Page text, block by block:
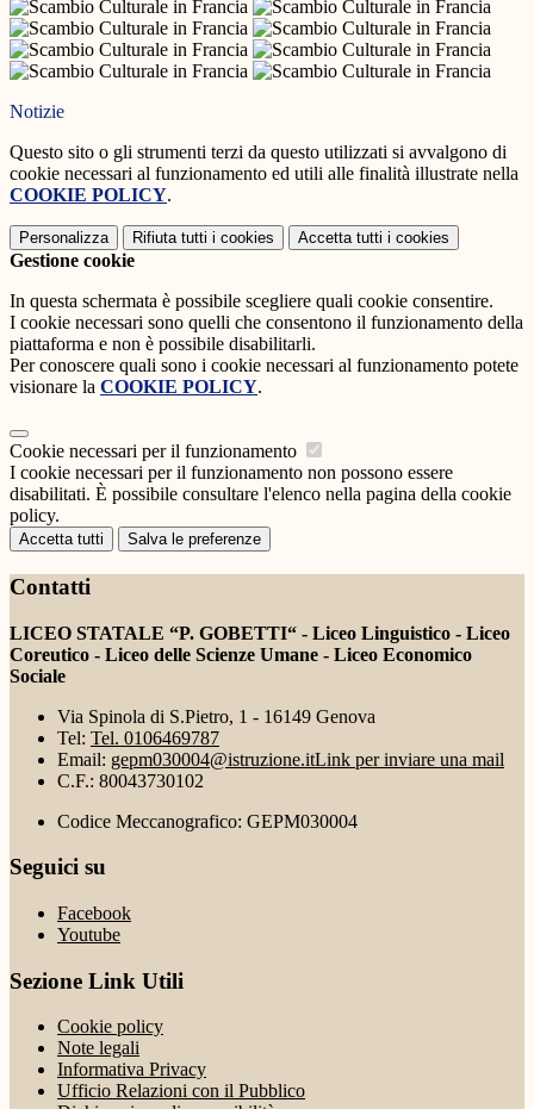
Notizie
Questo sito o gli strumenti terzi da questo utilizzati si avvalgono di
cookie necessari al funzionamento ed utili alle finalità illustrate nella
COOKIE POLICY.
Personalizza Rifiuta tutti i cookies Accetta tutti i cookies
Gestione cookie
In questa schermata è possibile scegliere quali cookie consentire.
I cookie necessari sono quelli che consentono il funzionamento della
piattaforma e non è possibile disabilitarli.
Per conoscere quali sono i cookie necessari al funzionamento potete
visionare la COOKIE POLICY.
Cookie necessari per il funzionamento
I cookie necessari per il funzionamento non possono essere
disabilitati. È possibile consultare l'elenco nella pagina della cookie
policy.
Accetta tutti Salva le preferenze
Contatti
LICEO STATALE “P. GOBETTI“ - Liceo Linguistico - Liceo
Coreutico - Liceo delle Scienze Umane - Liceo Economico
Sociale
Via Spinola di S.Pietro, 1 - 16149 Genova
Tel: Tel. 0106469787
Email: gepm030004@istruzione.itLink per inviare una mail
C.F.: 80043730102
Codice Meccanografico: GEPM030004
Seguici su
Facebook
Youtube
Sezione Link Utili
Cookie policy
Note legali
Informativa Privacy
Ufficio Relazioni con il Pubblico